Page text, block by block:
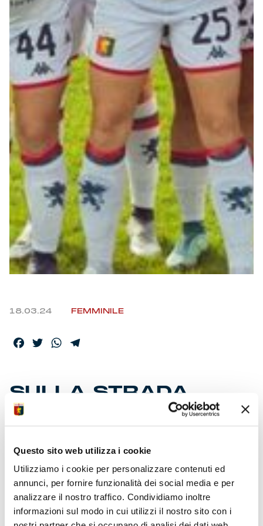
Questo sito web utilizza i cookie
Utilizziamo i cookie per personalizzare contenuti ed
annunci, per fornire funzionalità dei social media e per
analizzare il nostro traffico. Condividiamo inoltre
informazioni sul modo in cui utilizzi il nostro sito con i
Summer Sale
Mare
Accessori
Party
Outlet
Helan x Genoa
Isolani x Genoa
Gift Card Online Store
18.03.24 FEMMINILE
Facebook
TwitterWhatsApp
SULLA STRADA
DELLE WOMEN C’È IL
BRESCIA
La squadra di Filippini incontra nel 22° turno la più
immediata inseguitrice. E’ stato un fine settimana d’oro
per le ragazze. La festa per il successo 4-1 in casa del
Tavagnacco con le doppiette di Bargi e Ferrato. La